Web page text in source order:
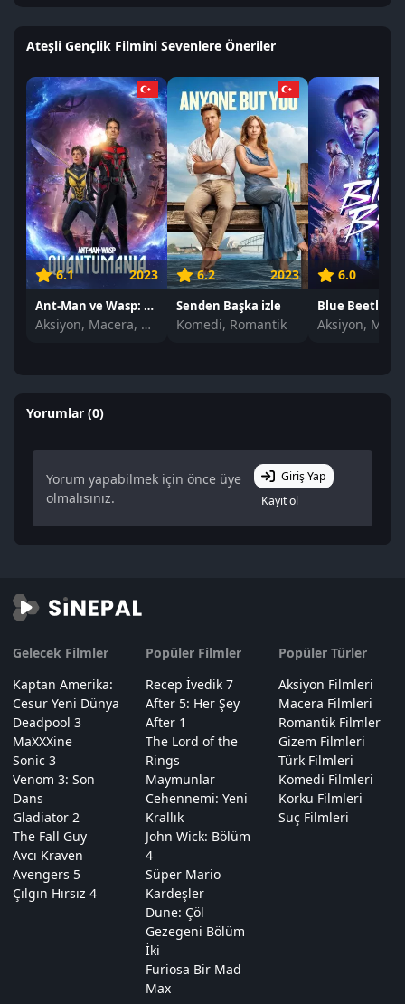
Ateşli Gençlik Filmini Sevenlere Öneriler
6.1 2023
Ant-Man ve Wasp: Quantumania izle
Aksiyon, Macera, Komedi
6.2 2023
Senden Başka izle
Komedi, Romantik
6.0
Blue Beetle
Yorumlar (0)
Yorum yapabilmek için önce üye
olmalısınız.
Giriş Yap
Kayıt ol
Gelecek Filmler
Kaptan Amerika:
Cesur Yeni Dünya
Deadpool 3
MaXXXine
Sonic 3
Venom 3: Son
Dans
Gladiator 2
The Fall Guy
Avcı Kraven
Avengers 5
Çılgın Hırsız 4
Popüler Filmler
Recep İvedik 7
After 5: Her Şey
After 1
The Lord of the
Rings
Maymunlar
Cehennemi: Yeni
Krallık
John Wick: Bölüm
4
Süper Mario
Kardeşler
Dune: Çöl
Gezegeni Bölüm
İki
Furiosa Bir Mad
Max
Popüler Türler
Aksiyon Filmleri
Macera Filmleri
Romantik Filmler
Gizem Filmleri
Türk Filmleri
Komedi Filmleri
Korku Filmleri
Suç Filmleri